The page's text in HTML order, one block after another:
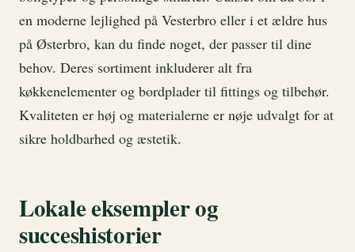
en moderne lejlighed på Vesterbro eller i et ældre hus
på Østerbro, kan du finde noget, der passer til dine
behov. Deres sortiment inkluderer alt fra
køkkenelementer og bordplader til fittings og tilbehør.
Kvaliteten er høj og materialerne er nøje udvalgt for at
sikre holdbarhed og æstetik.
Lokale eksempler og
succeshistorier